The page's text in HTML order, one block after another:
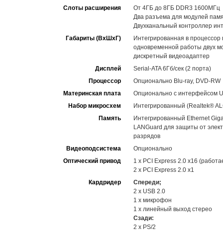
Слоты расширения
От 4ГБ до 8ГБ DDR3 1600МГц
Два разъема для модулей
Двухканальный контроллер
Габариты (ВхШхГ)
Интегрированная в
одновременной работы двух
дискретный видеоадаптер
Дисплей
Serial-ATA 6Гб/сек (2 порта)
Процессор
Опционально Blu-ray, DVD-RW
Материнская плата
Опционально с интерфейсом
Набор микросхем
Интегрированный (Realtek®
Память
Интегрированный Ethernet
LANGuard для защиты от
разрядов
Видеоподсистема
Опционально
Оптический привод
1 x PCI Express 2.0 x16
2 x PCI Express 2.0 x1
Кардридер
Спереди;
2 x USB 2.0
1 x микрофон
1 x линейный выход стерео
Сзади:
2 x PS/2